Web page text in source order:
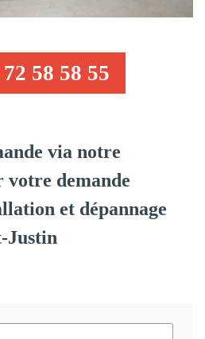
58 58 55
via notre
demande
et dépannage
Justin